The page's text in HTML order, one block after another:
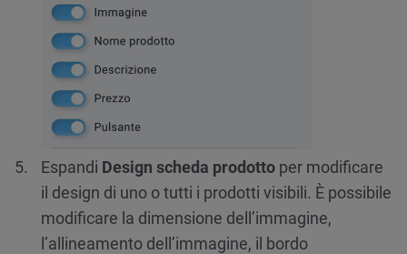
Espandi Design scheda prodotto per modificare
il design di uno o tutti i prodotti visibili. È possibile
modificare la dimensione dell’immagine,
l’allineamento dell’immagine, il bordo